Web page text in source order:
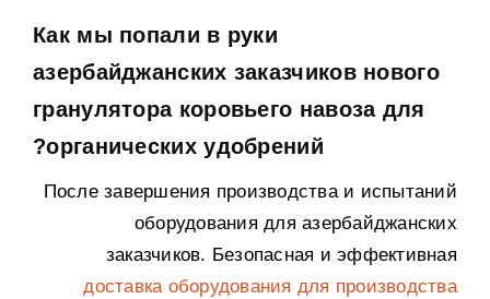
Как мы попали в руки
азербайджанских заказчиков нового
гранулятора коровьего навоза для
органических удобрений
?
После завершения производства и испытаний
оборудования для азербайджанских
заказчиков. Безопасная и эффективная
доставка оборудования для производства